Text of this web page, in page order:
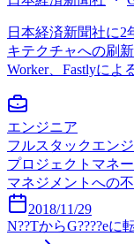
日本経済新聞社に2
キテクチャへの刷
Worker、Fastlyによ
エンジニア
フルスタックエン
プロジェクトマネ
マネジメントへの
2018/11/29
N??TからG????eに